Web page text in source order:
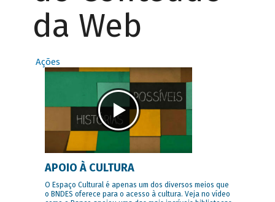
da Web
Ações
APOIO À CULTURA
O Espaço Cultural é apenas um dos diversos meios que
o BNDES oferece para o acesso à cultura. Veja no vídeo